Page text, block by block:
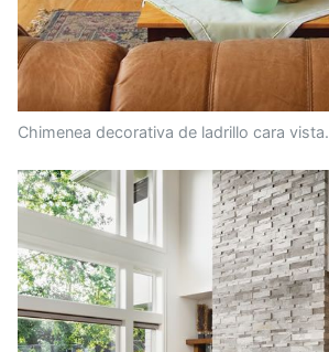
Chimenea decorativa de ladrillo cara vista.